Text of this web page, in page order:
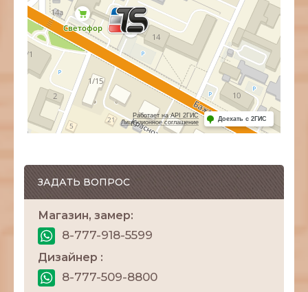
Работает на API 2ГИС
Лицензионное соглашение
Доехать с 2ГИС
ЗАДАТЬ ВОПРОС
Магазин, замер:
8-777-918-5599
Дизайнер :
8-777-509-8800